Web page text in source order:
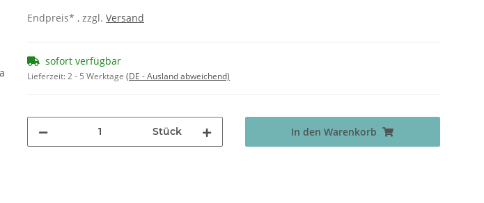
Endpreis* , zzgl. Versand
sofort verfügbar
Lieferzeit:2 - 5 Werktage (DE - Ausland abweichend)
Stück In den Warenkorb